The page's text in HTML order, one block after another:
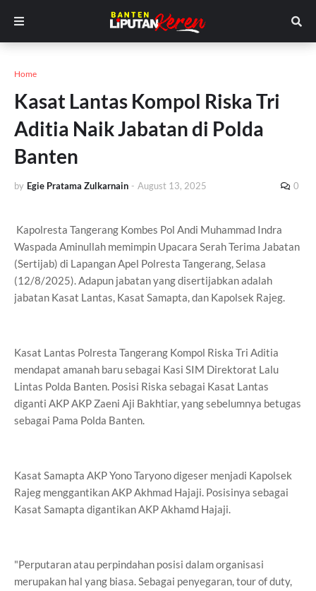
Home
Kasat Lantas Kompol Riska Tri
Aditia Naik Jabatan di Polda
Banten
by Egie Pratama Zulkarnain - August 13, 2025 0
Kapolresta Tangerang Kombes Pol Andi Muhammad Indra
Waspada Aminullah memimpin Upacara Serah Terima Jabatan
(Sertijab) di Lapangan Apel Polresta Tangerang, Selasa
(12/8/2025). Adapun jabatan yang disertijabkan adalah
jabatan Kasat Lantas, Kasat Samapta, dan Kapolsek Rajeg.
Kasat Lantas Polresta Tangerang Kompol Riska Tri Aditia
mendapat amanah baru sebagai Kasi SIM Direktorat Lalu
Lintas Polda Banten. Posisi Riska sebagai Kasat Lantas
diganti AKP AKP Zaeni Aji Bakhtiar, yang sebelumnya betugas
sebagai Pama Polda Banten.
Kasat Samapta AKP Yono Taryono digeser menjadi Kapolsek
Rajeg menggantikan AKP Akhmad Hajaji. Posisinya sebagai
Kasat Samapta digantikan AKP Akhamd Hajaji.
"Perputaran atau perpindahan posisi dalam organisasi
merupakan hal yang biasa. Sebagai penyegaran, tour of duty,